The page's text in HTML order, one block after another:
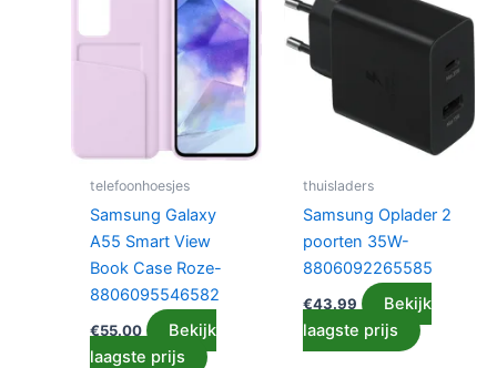
telefoonhoesjes
Samsung Galaxy
A55 Smart View
Book Case Roze-
8806095546582
€55.00
Bekijk
laagste prijs
thuisladers
Samsung Oplader 2
poorten 35W-
8806092265585
€43.99
Bekijk
laagste prijs